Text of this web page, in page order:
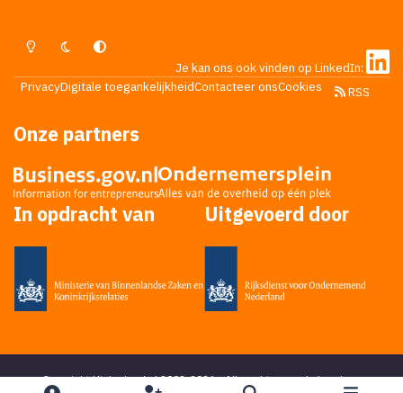
Lichte ModusDonkere ModusSysteemvoorkeur
Je kan ons ook vinden op LinkedIn:
PrivacyDigitale toegankelijkheidContacteer onsCookies RSS
Onze partners
In opdracht van Uitgevoerd door
Copyright Higherlevel.nl 2002-2026 - Alle rechten voorbehouden -